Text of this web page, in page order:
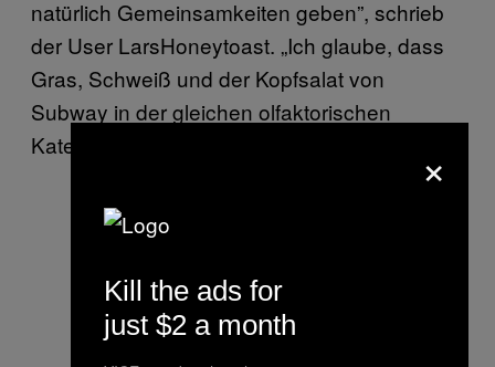
natürlich Gemeinsamkeiten geben”, schrieb
der User LarsHoneytoast. „Ich glaube, dass
Gras, Schweiß und der Kopfsalat von
Subway in der gleichen olfaktorischen
Kategorie angesiedelt sind.”
×
Kill the ads for
just $2 a month